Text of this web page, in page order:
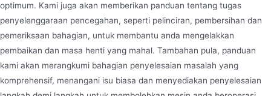
optimum. Kami juga akan memberikan panduan tentang tugas
penyelenggaraan pencegahan, seperti pelinciran, pembersihan dan
pemeriksaan bahagian, untuk membantu anda mengelakkan
pembaikan dan masa henti yang mahal. Tambahan pula, panduan
kami akan merangkumi bahagian penyelesaian masalah yang
komprehensif, menangani isu biasa dan menyediakan penyelesaian